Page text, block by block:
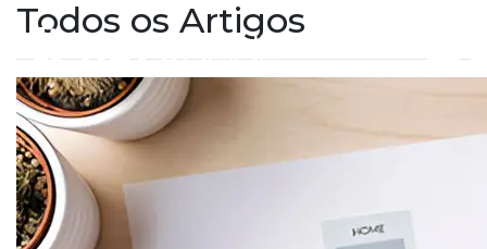
Todos os Artigos